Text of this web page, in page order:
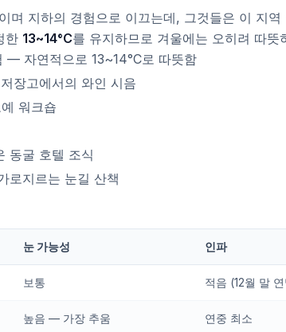
며 지하의 경험으로 이끄는데, 그것들은 이 지
한 13~14°C를 유지하므로 겨울에는 오히려 따뜻
— 자연적으로 13~14°C로 따뜻함
장고에서의 와인 시음
워크숍
동굴 호텔 조식
로지르는 눈길 산책
눈 가능성 인파
보통 적음 (12월 말
높음 — 가장 추움 연중 최소